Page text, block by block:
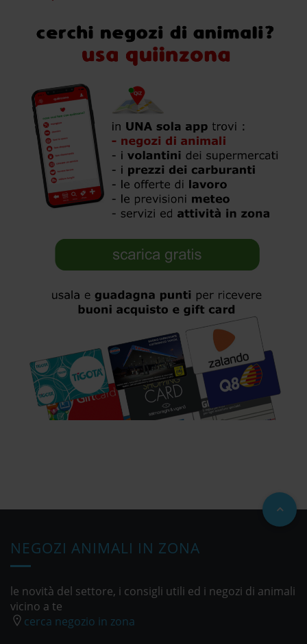
NEGOZI ANIMALI IN ZONA
le novità del settore, i consigli utili ed i negozi di animali
vicino a te
cerca negozio in zona